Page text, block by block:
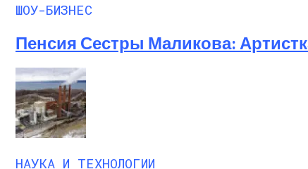
ШОУ-БИЗНЕС
Пенсия Сестры Маликова:
НАУКА И ТЕХНОЛОГИИ